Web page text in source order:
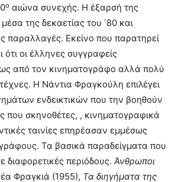
ο αιώνα συνεχής. Η έξαρσή της
της δεκαετίας του ΄80 και
παραλλαγές. Εκείνο που παρατηρεί
ότι οι έλληνες συγγραφείς
από τον κινηματογράφο αλλά πολύ
Η Νάντια Φραγκούλη επιλέγει
ενδεικτικών που την βοηθούν
που σκηνοθέτες, , κινηματογραφικά
ταινίες επηρέασαν εμμέσως
Τα βασικά παραδείγματα που
διαφορετικές περιόδους. Άνθρωποι
Φραγκιά (1955), Τα διηγήματα της